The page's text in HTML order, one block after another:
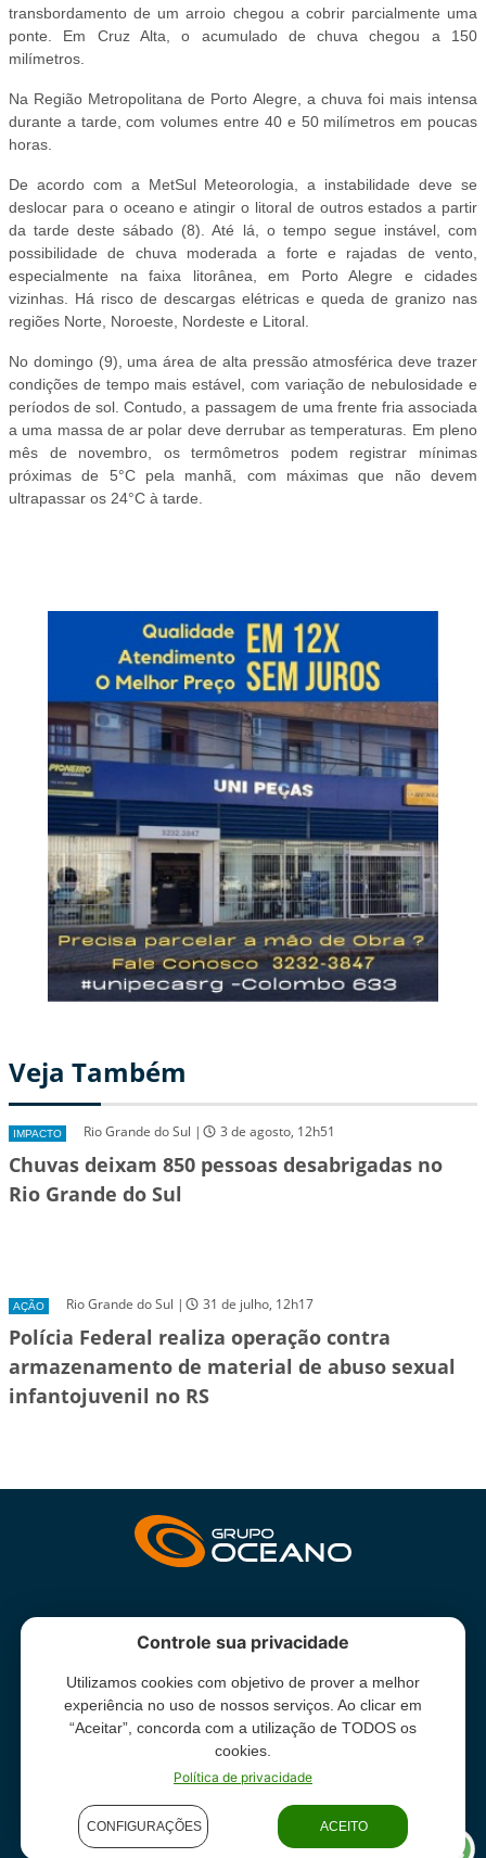
transbordamento de um arroio chegou a cobrir parcialmente uma
ponte. Em Cruz Alta, o acumulado de chuva chegou a 150
milímetros.
Na Região Metropolitana de Porto Alegre, a chuva foi mais intensa
durante a tarde, com volumes entre 40 e 50 milímetros em poucas
horas.
De acordo com a MetSul Meteorologia, a instabilidade deve se
deslocar para o oceano e atingir o litoral de outros estados a partir
da tarde deste sábado (8). Até lá, o tempo segue instável, com
possibilidade de chuva moderada a forte e rajadas de vento,
especialmente na faixa litorânea, em Porto Alegre e cidades
vizinhas. Há risco de descargas elétricas e queda de granizo nas
regiões Norte, Noroeste, Nordeste e Litoral.
No domingo (9), uma área de alta pressão atmosférica deve trazer
condições de tempo mais estável, com variação de nebulosidade e
períodos de sol. Contudo, a passagem de uma frente fria associada
a uma massa de ar polar deve derrubar as temperaturas. Em pleno
mês de novembro, os termômetros podem registrar mínimas
próximas de 5°C pela manhã, com máximas que não devem
ultrapassar os 24°C à tarde.
Veja Também
IMPACTO Rio Grande do Sul | 3 de agosto, 12h51
Chuvas deixam 850 pessoas desabrigadas no
Rio Grande do Sul
AÇÃO Rio Grande do Sul | 31 de julho, 12h17
Polícia Federal realiza operação contra
armazenamento de material de abuso sexual
infantojuvenil no RS
INSTITUCIONAL
Grupo Oceano - Todos direitos reservados -
Controle sua privacidade
Utilizamos cookies com objetivo de prover a melhor
experiência no uso de nossos serviços. Ao clicar em
“Aceitar”, concorda com a utilização de TODOS os
cookies.
Política de privacidade
CONFIGURAÇÕES ACEITO